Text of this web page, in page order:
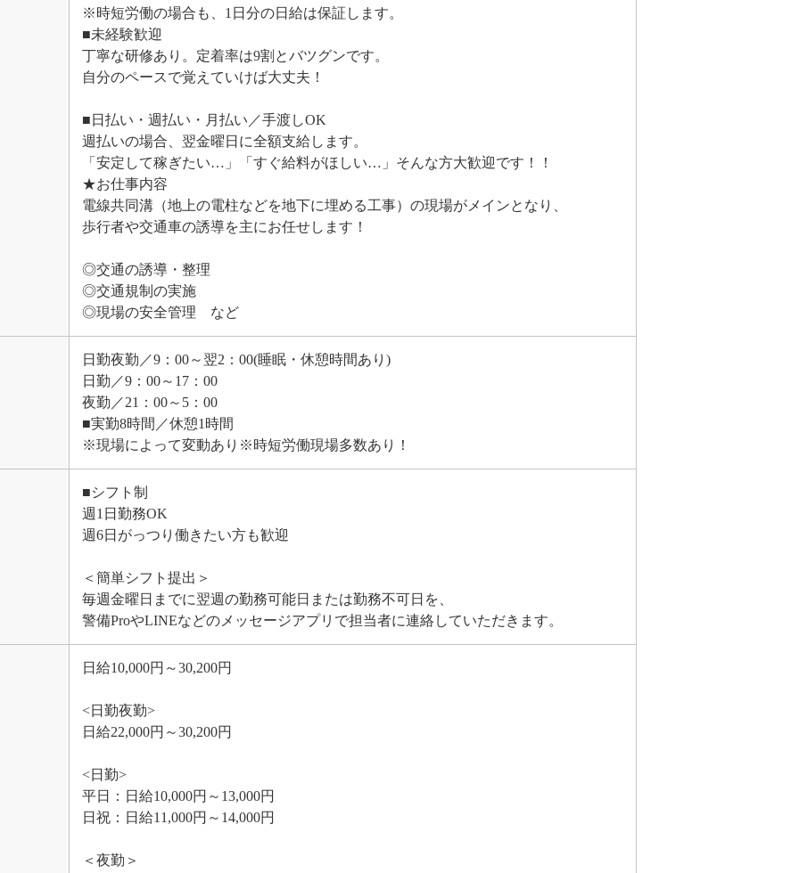
※時短労働の場合も、1日分の日給は保証します。
■未経験歓迎
丁寧な研修あり。定着率は9割とバツグンです。
自分のペースで覚えていけば大丈夫！
■日払い・週払い・月払い／手渡しOK
週払いの場合、翌金曜日に全額支給します。
「安定して稼ぎたい…」「すぐ給料がほしい…」そんな方大歓迎です！！
★お仕事内容
電線共同溝（地上の電柱などを地下に埋める工事）の現場がメインとなり、
歩行者や交通車の誘導を主にお任せします！
◎交通の誘導・整理
◎交通規制の実施
◎現場の安全管理 など
日勤夜勤／9：00～翌2：00(睡眠・休憩時間あり)
日勤／9：00～17：00
夜勤／21：00～5：00
■実勤8時間／休憩1時間
※現場によって変動あり ※時短労働現場多数あり！
■シフト制
週1日勤務OK
週6日がっつり働きたい方も歓迎
＜簡単シフト提出＞
毎週金曜日までに翌週の勤務可能日または勤務不可日を、
警備ProやLINEなどのメッセージアプリで担当者に連絡していただきます。
日給10,000円～30,200円
<日勤夜勤>
日給22,000円～30,200円
<日勤>
平日：日給10,000円～13,000円
日祝：日給11,000円～14,000円
＜夜勤＞